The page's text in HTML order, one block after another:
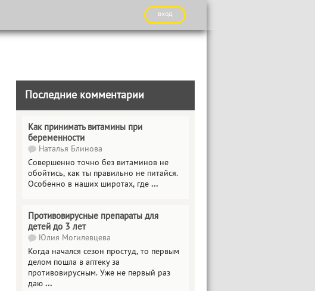
вход
Последние комментарии
Как принимать витамины при
беременности
Наталья Блинова
Совершенно точно без витаминов не
обойтись, как ты правильно не питайся.
Особенно в наших широтах, где ...
Противовирусные препараты для
детей до 3 лет
Юлия Могилевцева
Когда начался сезон простуд, то первым
делом пошла в аптеку за
противовирусным. Уже не первый раз
даю ...